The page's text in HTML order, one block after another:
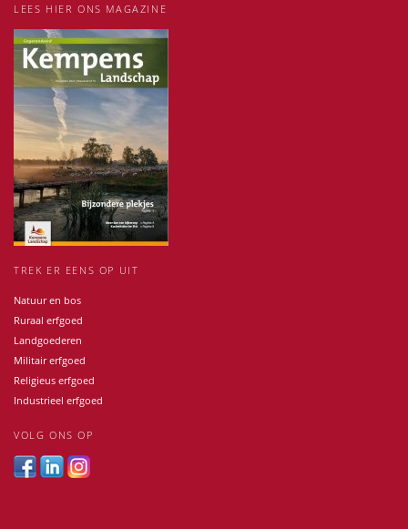
LEES HIER ONS MAGAZINE
TREK ER EENS OP UIT
Natuur en bos
Ruraal erfgoed
Landgoederen
Militair erfgoed
Religieus erfgoed
Industrieel erfgoed
VOLG ONS OP